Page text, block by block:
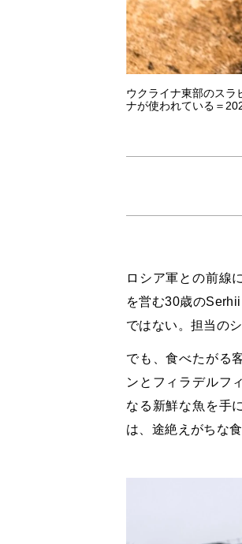
ウクライナ東部のスラ
ナが使われている＝
ロシア軍との前線
を営む30歳の
ではない。担当の
でも、食べたがる
ンとフィラデルフ
なる新鮮な魚を手
は、途絶えがちな